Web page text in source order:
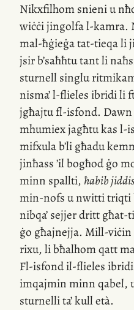
Nikxfilhom snieni u
wiċċi jingolfal-kamra.
mal-ħġieġatat-tieqa li
jsir b’saħħtu tant li
sturnell singlu
nisma’l-flieles ibridi li
jgħajtufl-isfond. Dawn
mhumiex jagħtu kasl-
mifxula b’li għadu
jinħass ’il bogħod ġo
minn spallti,ħabib
min-nofsu nwitti triqti
nibqa’ sejjer dritt għat-
ġo għajnejja. Mill-viċin
rixu, li bħalhom qatt
Fl-isfondil-flieles
imqajmin minn qabel,
sturnelli ta’ kull età.